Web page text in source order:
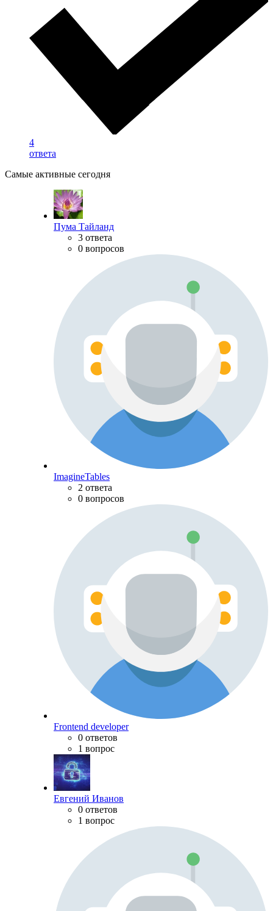
4
ответа
Самые активные сегодня
Пума Тайланд
3 ответа
0 вопросов
ImagineTables
2 ответа
0 вопросов
Frontend developer
0 ответов
1 вопрос
Евгений Иванов
0 ответов
1 вопрос